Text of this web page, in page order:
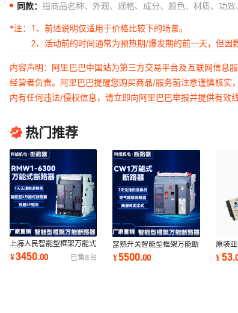
同款： 指商品名称、外观、规格、成分、颜色、材质、功
*注：
1、前述说明仅适用于价格比较下的场景。
2、活动前的时间通常为预热期/爆发期的前一天，但
内容声明：阿里巴巴中国站为第三方交易平台及互联网信息
经营者负责。阿里巴巴提醒您购买商品/服务前注意谨慎核
内有任何违法/侵权信息，请立即向阿里巴巴举报并提供有效线
热门推荐
上海人民智能型框架万能式
断路器RMW1-2000A-
1600A-1250A-1000A
¥3450.00 已售8台
常熟开关智能型框架万能断
路器CW1/DW45-
400/630/1000/1600/2500
¥5500.00
原装
NC二
¥53.